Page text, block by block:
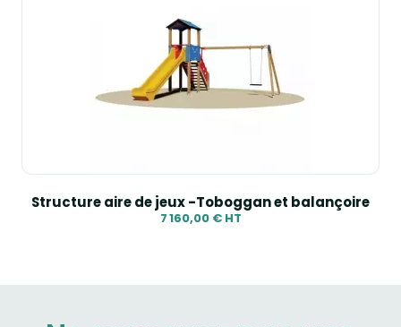
Structure aire de jeux -Toboggan et balançoire
7 160,00 € HT